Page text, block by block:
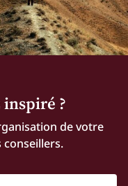
inspiré ?
de votre
conseillers.